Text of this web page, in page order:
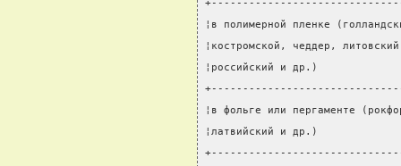
¦в полимерной пленке
¦костромской, чеддер,
¦российский и др.)
¦в фольге или
¦латвийский и др.)